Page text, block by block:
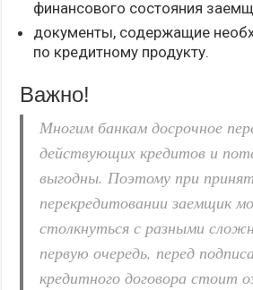
финансового состояния
документы, содержащие
по кредитному продукту.
Важно!
Многим банкам досрочное
действующих кредитов и
выгодны. Поэтому при
перекредитовании заемщик
столкнуться с разными
первую очередь, перед
кредитного договора стоит